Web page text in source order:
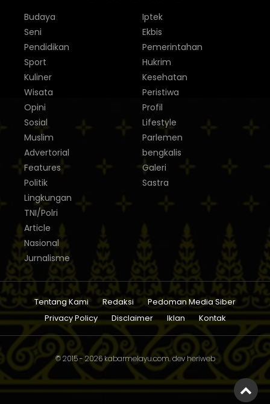
Budaya
Seni
Pendidikan
Sport
Kuliner
Wisata
Iptek
Ekbis
Pemerintahan
Hukrim
Kesehatan
Peristiwa
Opini
Sosial
Muslim
Advertorial
Features
Politik
Profil
Lifestyle
Parlemen
bengkalis
Galeri
Sastra
Lingkungan
TNI/Polri
Article
Nasional
Jurnalisme
Tentang Kami Redaksi
Pedoman Media Siber
Privacy Policy
Disclaimer Iklan Kontak
© 2015 - 2026 kabarmelayu.com. dev heriweb